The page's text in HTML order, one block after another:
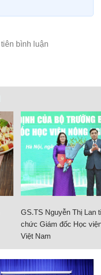
GS.TS Nguyễn Thị Lan
chức Giám đốc Học
Việt Nam